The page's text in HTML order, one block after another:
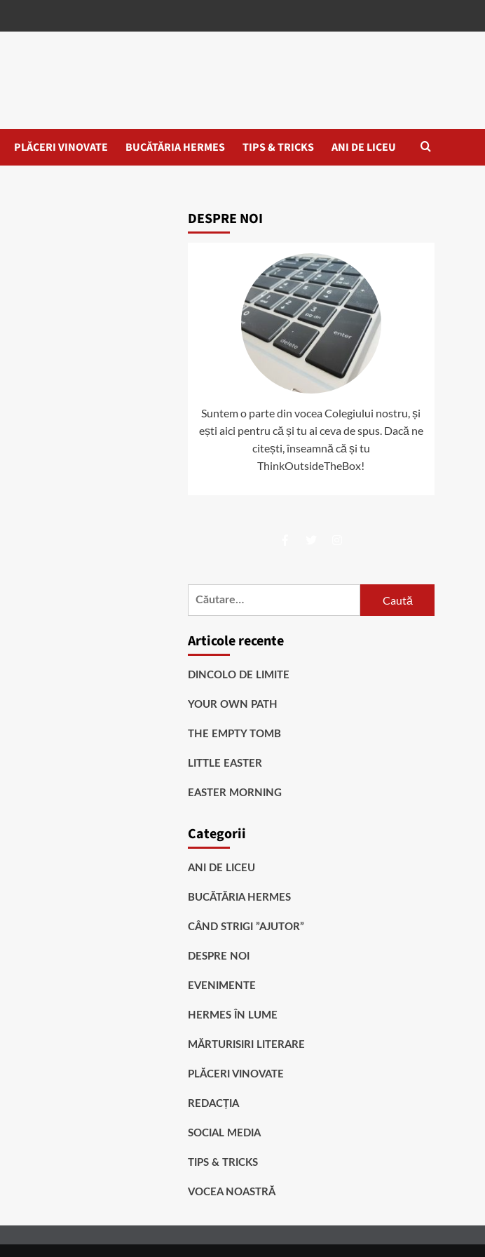
PLĂCERI VINOVATE BUCĂTĂRIA HERMES TIPS & TRICKS ANI DE LICEU
DESPRE NOI
Suntem o parte din vocea Colegiului nostru, și
ești aici pentru că și tu ai ceva de spus. Dacă ne
citești, înseamnă că și tu
ThinkOutsideTheBox!
Articole recente
DINCOLO DE LIMITE
YOUR OWN PATH
THE EMPTY TOMB
LITTLE EASTER
EASTER MORNING
Categorii
ANI DE LICEU
BUCĂTĂRIA HERMES
CÂND STRIGI ”AJUTOR”
DESPRE NOI
EVENIMENTE
HERMES ÎN LUME
MĂRTURISIRI LITERARE
PLĂCERI VINOVATE
REDACȚIA
SOCIAL MEDIA
TIPS & TRICKS
VOCEA NOASTRĂ